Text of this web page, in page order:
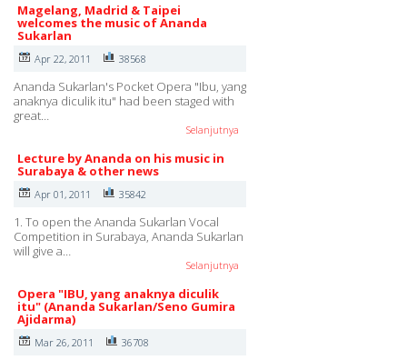
Magelang, Madrid & Taipei
welcomes the music of Ananda
Sukarlan
Apr 22, 2011 38568
Ananda Sukarlan's Pocket Opera "Ibu, yang
anaknya diculik itu" had been staged with
great…
Selanjutnya
Lecture by Ananda on his music in
Surabaya & other news
Apr 01, 2011 35842
1. To open the Ananda Sukarlan Vocal
Competition in Surabaya, Ananda Sukarlan
will give a…
Selanjutnya
Opera "IBU, yang anaknya diculik
itu" (Ananda Sukarlan/Seno Gumira
Ajidarma)
Mar 26, 2011 36708